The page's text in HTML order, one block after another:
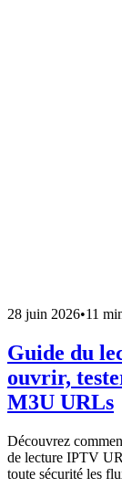
28 juin 2026•11
Guide du
ouvrir,
M3U URLs
Découvrez
de lecture IPTV
toute sécurité les